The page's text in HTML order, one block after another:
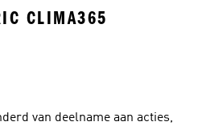
CLIMA365
van deelname aan acties,